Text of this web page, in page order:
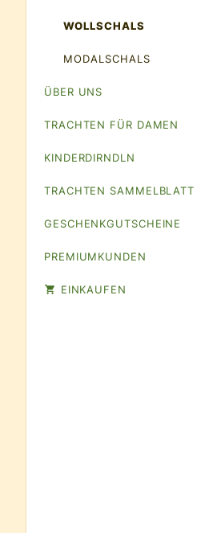
WOLLSCHALS
MODALSCHALS
ÜBER UNS
TRACHTEN FÜR DAMEN
KINDERDIRNDLN
TRACHTEN SAMMELBLATT
GESCHENKGUTSCHEINE
PREMIUMKUNDEN
EINKAUFEN